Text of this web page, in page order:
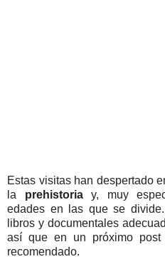
Estas visitas han despertado
la prehistoriay, muy
edades en las que se
libros y documentales
así que en un próximo
recomendado.